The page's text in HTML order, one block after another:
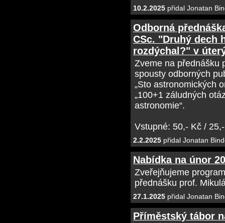
10.2.2025 přidal Jonatan
Odborná
CSc. "Druhý dech
rozdýchal?" v
Zveme na přednášku
spousty odborných
„Sto astronomických
„100+1 záludných
astronomie“.
Vstupné: 50,- Kč /
2.2.2025 přidal Jonatan
Nabídka na únor
Zveřejňujeme
přednášku prof.
27.1.2025 přidal Jonatan
Příměstský tábor